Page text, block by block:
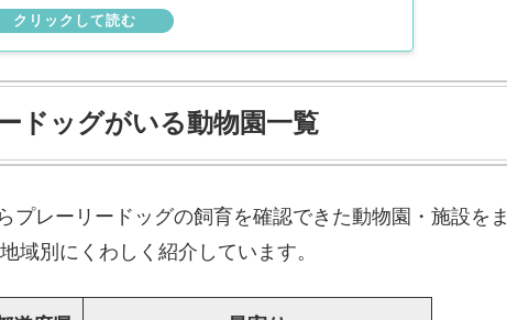
ドッグがいる動物園一覧
プレーリードッグの飼育を確認できた動物園・施設をま
域別にくわしく紹介しています。